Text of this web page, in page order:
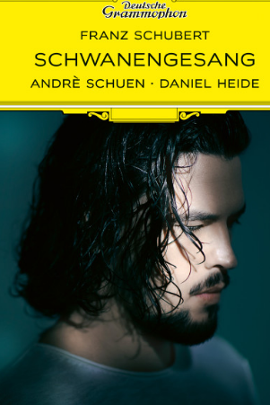
WOLF
MARTIN
SCHUMANN,
LIEDERKREIS
OP. 24
SECHS
MONOLOGE
AUS
JEDERMANN
GESÄNGE